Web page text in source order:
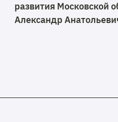
развития Московской
Александр